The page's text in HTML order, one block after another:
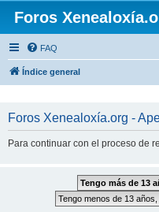
Foros
FAQ
Índice general
Foros Xenealoxía.org -
Para continuar con el proceso de